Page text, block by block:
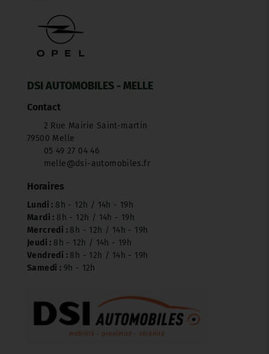
DSI AUTOMOBILES - MELLE
Contact
2 Rue Mairie Saint-martin
79500 Melle
05 49 27 04 46
melle@dsi-automobiles.fr
Horaires
Lundi : 8h - 12h / 14h - 19h
Mardi : 8h - 12h / 14h - 19h
Mercredi : 8h - 12h / 14h - 19h
Jeudi : 8h - 12h / 14h - 19h
Vendredi : 8h - 12h / 14h - 19h
Samedi : 9h - 12h